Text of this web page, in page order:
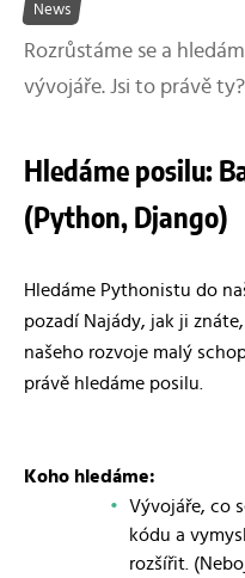
News
Rozrůstáme se a
vývojáře. Jsi to právě ty?
Hledáme posilu:
(Python, Django)
Hledáme Pythonistu do
pozadí Najády, jak ji
našeho rozvoje malý
právě hledáme posilu.
Koho hledáme:
Vývojáře, co
kódu a
rozšířit.